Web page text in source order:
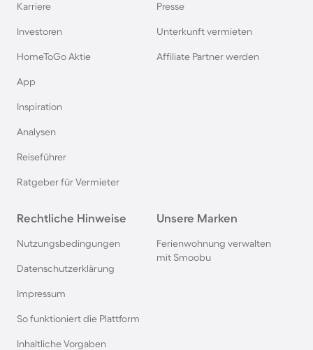
Ferienhäuser & Ferienwohnung mit Hund am
Ferienhäuser & Ferienwohnung mit Hund an der
Nordsee
Ferienhäuser & Ferienwohnung mit Hund im
Allgäu
Fehmarn
Karriere
Investoren
HomeToGo Aktie
App
Inspiration
Analysen
Reiseführer
Ratgeber für Vermieter
Presse
Unterkunft vermieten
Affiliate Partner werden
Rechtliche Hinweise
Nutzungsbedingungen
Datenschutzerklärung
Impressum
So funktioniert die Plattform
Inhaltliche Vorgaben
Unsere Marken
Ferienwohnung verwalten
mit Smoobu